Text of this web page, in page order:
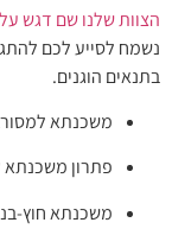
וקשרים רחבים
הבנק ולהגיע